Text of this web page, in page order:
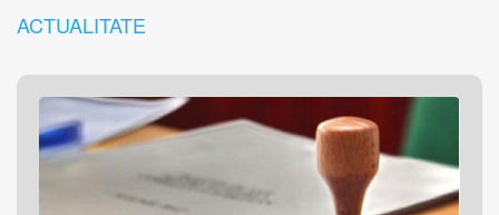
ACTUALITATE